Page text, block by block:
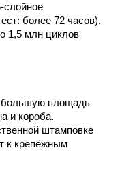
слойное
более 72 часов).
1,5 млн циклов
большую площадь
и короба.
штамповке
к крепёжным